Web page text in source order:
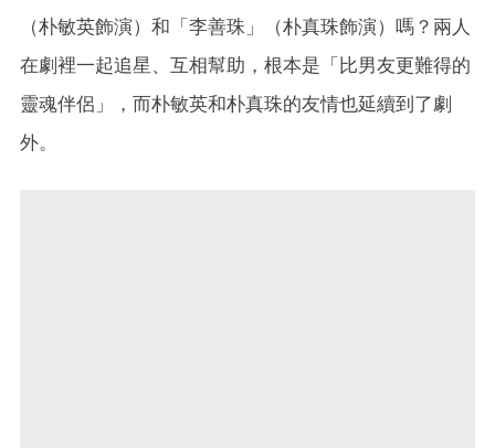
（朴敏英飾演）和「李善珠」（朴真珠飾演）嗎？兩人
在劇裡一起追星、互相幫助，根本是「比男友更難得的
靈魂伴侶」，而朴敏英和朴真珠的友情也延續到了劇
外。